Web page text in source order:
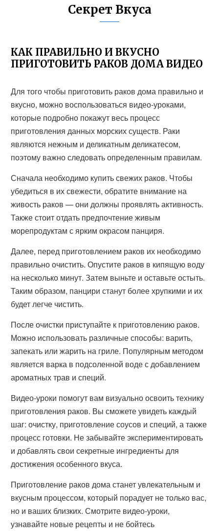
Секрет Вкуса
КАК ПРАВИЛЬНО И ВКУСНО
ПРИГОТОВИТЬ РАКОВ ДОМА ВИДЕО
Для того чтобы приготовить раков дома правильно и
вкусно, можно воспользоваться видео-уроками,
которые подробно покажут весь процесс
приготовления данных морских существ. Раки
являются нежным и деликатным деликатесом,
поэтому важно следовать определенным правилам.
Сначала необходимо купить свежих раков. Чтобы
убедиться в их свежести, обратите внимание на
живость раков — они должны проявлять активность.
Также стоит отдать предпочтение живым
морепродуктам с ярким окрасом панциря.
Далее, перед приготовлением раков их необходимо
правильно очистить. Опустите раков в кипящую воду
на несколько минут. Затем выньте и оставьте остыть.
Таким образом, панцири станут более хрупкими и их
будет легче чистить.
После очистки приступайте к приготовлению раков.
Можно использовать различные способы: варить,
запекать или жарить на гриле. Популярным методом
является варка в подсоленной воде с добавлением
ароматных трав и специй.
Видео-уроки помогут вам визуально освоить технику
приготовления раков. Вы сможете увидеть каждый
шаг: очистку, приготовление соусов и специй, а также
процесс готовки. Не забывайте экспериментировать
и добавлять свои секретные ингредиенты для
достижения особенного вкуса.
Приготовление раков дома станет увлекательным и
вкусным процессом, который порадует не только вас,
но и ваших близких. Смотрите видео-уроки,
узнавайте новые рецепты и не бойтесь